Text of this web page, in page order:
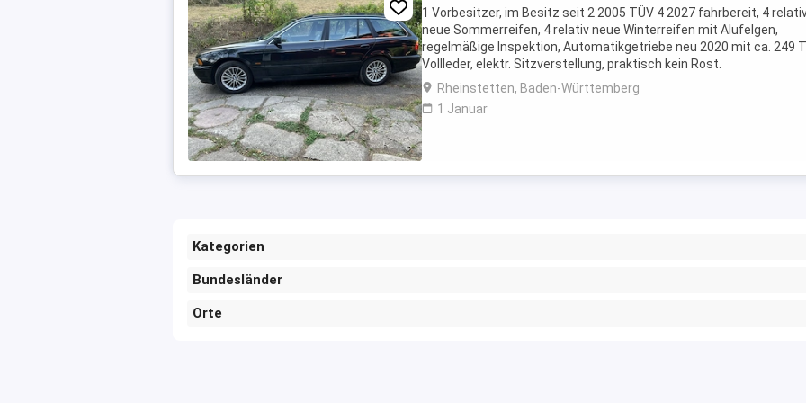
1 Vorbesitzer, im Besitz seit 2 2005 TÜV 4 2027 fahrbereit, 4
neue Sommerreifen, 4 relativ neue Winterreifen mit Alufelgen,
regelmäßige Inspektion, Automatikgetriebe neu 2020 mit ca. 249
Vollleder, elektr. Sitzverstellung, praktisch kein Rost.
Rheinstetten, Baden-Württemberg
1 Januar
Kategorien
Bundesländer
Orte